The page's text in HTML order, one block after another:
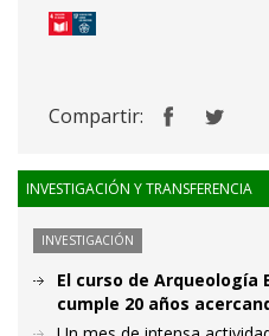
Compartir:
INVESTIGACIÓN Y TRANSFERENCIA
INVESTIGACIÓN
El curso de Arqueología
cumple 20 años